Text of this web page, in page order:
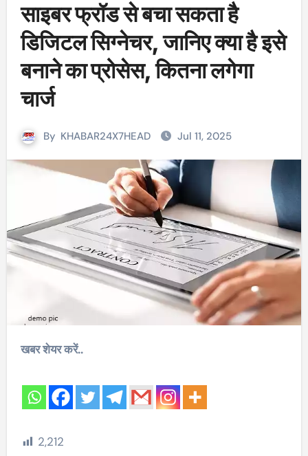
साइबर फ्रॉड से बचा सकता है
डिजिटल सिग्नेचर, जानिए क्या है इसे
बनाने का प्रोसेस, कितना लगेगा
चार्ज
By KHABAR24X7HEAD Jul 11, 2025
खबर शेयर करें..
2,212